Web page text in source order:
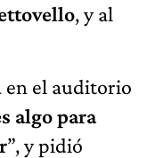
, y al
en el auditorio
algo para
”, y pidió